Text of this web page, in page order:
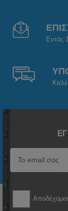
Εντός